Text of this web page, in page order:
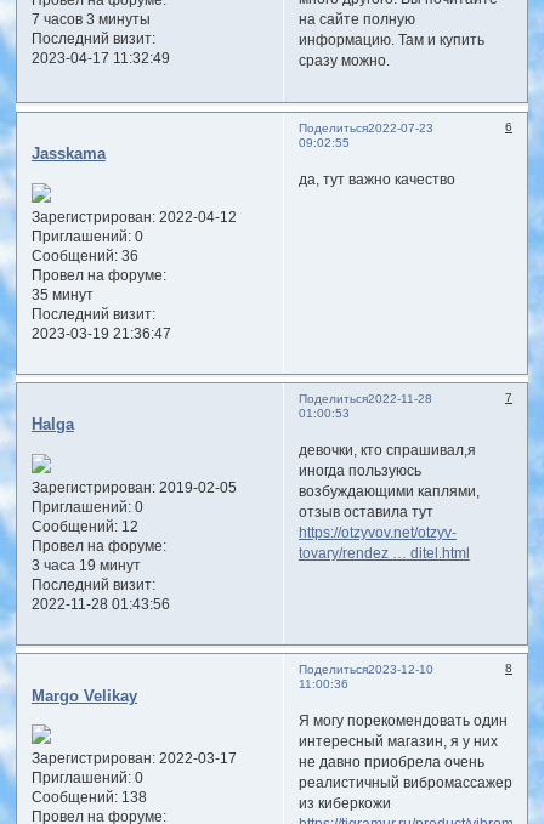
7 часов 3 минуты
Последний визит:
2023-04-17 11:32:49
на сайте полную
информацию. Там и купить
сразу можно.
Поделиться 6
2022-07-23
09:02:55
Jasskama
Зарегистрирован: 2022-04-12
Приглашений:0
Сообщений:36
Провел на форуме:
35 минут
Последний визит:
2023-03-19 21:36:47
да, тут важно качество
Поделиться 7
2022-11-28
01:00:53
Halga
Зарегистрирован: 2019-02-05
Приглашений:0
Сообщений:12
Провел на форуме:
3 часа 19 минут
Последний визит:
2022-11-28 01:43:56
девочки, кто спрашивал,я
иногда пользуюсь
возбуждающими каплями,
отзыв оставила тут
https://otzyvov.net/otzyv-
tovary/rendez … ditel.html
Поделиться 8
2023-12-10
11:00:36
Margo Velikay
Зарегистрирован: 2022-03-17
Приглашений:0
Сообщений:138
Провел на форуме:
Я могу порекомендовать один
интересный магазин, я у них
не давно приобрела очень
реалистичный вибромассажер
из киберкожи